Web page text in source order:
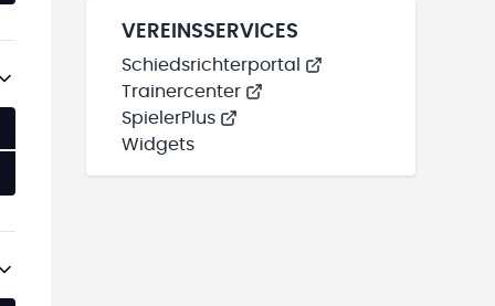
VEREINSSERVICES
Schiedsrichterportal
Trainercenter
SpielerPlus
Widgets